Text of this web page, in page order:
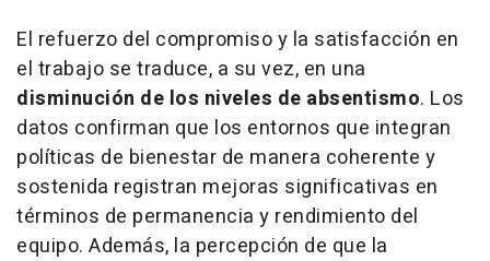
El refuerzo del compromiso y la satisfacción en
el trabajo se traduce, a su vez, en una
disminución de los niveles de absentismo. Los
datos confirman que los entornos que integran
políticas de bienestar de manera coherente y
sostenida registran mejoras significativas en
términos de permanencia y rendimiento del
equipo. Además, la percepción de que la